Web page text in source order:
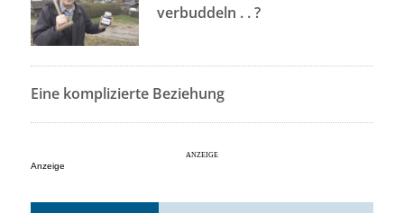
verbuddeln . . ?
Eine komplizierte Beziehung
Anzeige